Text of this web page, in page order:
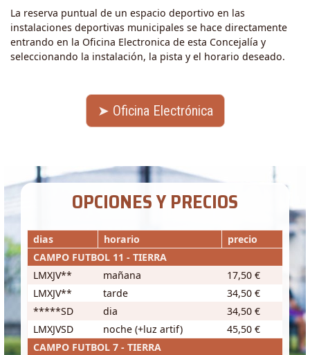
La reserva puntual de un espacio deportivo en las
instalaciones deportivas municipales se hace directamente
entrando en la Oficina Electronica de esta Concejalía y
seleccionando la instalación, la pista y el horario deseado.
➤ Oficina Electrónica
OPCIONES Y PRECIOS
dias horario
precio
CAMPO FUTBOL 11 - TIERRA
LMXJV**
mañana
17,50 €
LMXJV**
tarde
34,50 €
*****SD
dia
34,50 €
LMXJVSD
noche (+luz artif)
45,50 €
CAMPO FUTBOL 7 - TIERRA